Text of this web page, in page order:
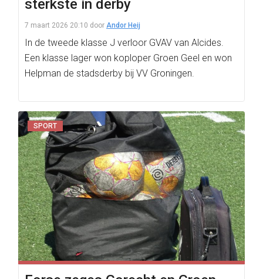
sterkste in derby
7 maart 2026 20:10 door Andor Heij
In de tweede klasse J verloor GVAV van Alcides.
Een klasse lager won koploper Groen Geel en won
Helpman de stadsderby bij VV Groningen.
SPORT